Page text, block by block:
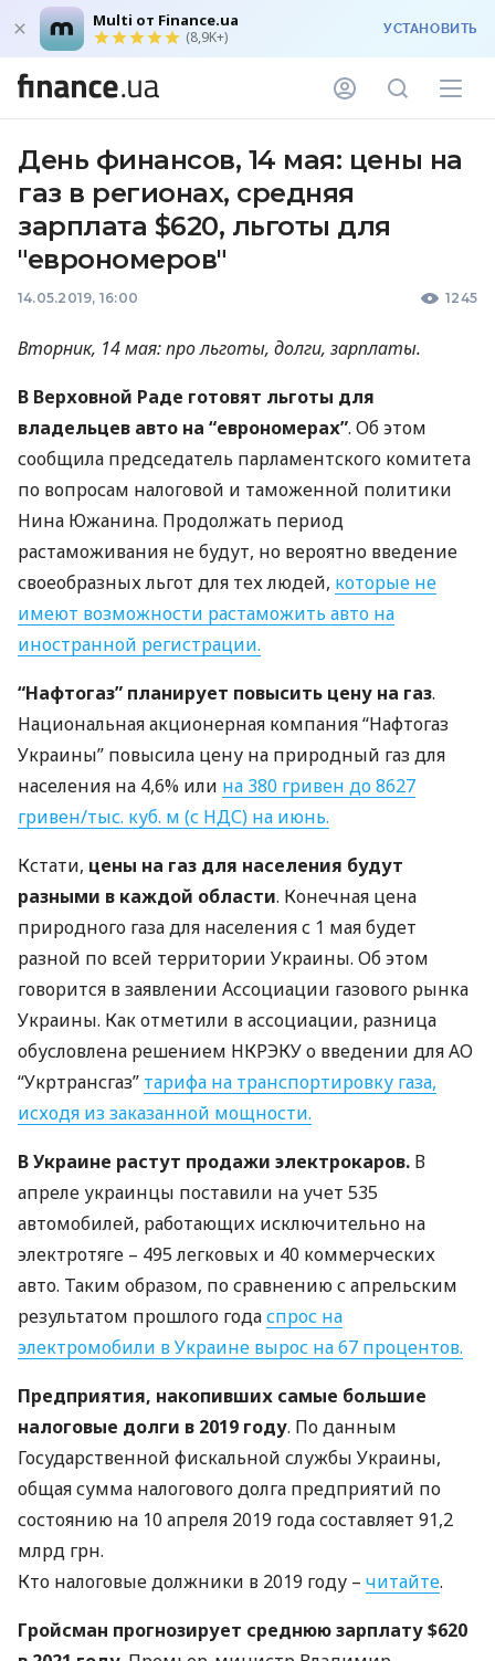
Multi от Finance.ua
(8,9K+) УСТАНОВИТЬ
День финансов, 14 мая: цены на
газ в регионах, средняя
зарплата $620, льготы для
"еврономеров"
14.05.2019, 16:00 1245
Вторник, 14 мая: про льготы, долги, зарплаты.
В Верховной Раде готовят льготы для
владельцев авто на “еврономерах”. Об этом
сообщила председатель парламентского комитета
по вопросам налоговой и таможенной политики
Нина Южанина. Продолжать период
растаможивания не будут, но вероятно введение
своеобразных льгот для тех людей, которые не
имеют возможности растаможить авто на
иностранной регистрации.
“Нафтогаз” планирует повысить цену на газ.
Национальная акционерная компания “Нафтогаз
Украины” повысила цену на природный газ для
населения на 4,6% или на 380 гривен до 8627
гривен/тыс. куб. м (с НДС) на июнь.
Кстати, цены на газ для населения будут
разными в каждой области. Конечная цена
природного газа для населения с 1 мая будет
разной по всей территории Украины. Об этом
говорится в заявлении Ассоциации газового рынка
Украины. Как отметили в ассоциации, разница
обусловлена решением НКРЭКУо введении для АО
“Укртрансгаз” тарифа на транспортировку газа,
исходя из заказанной мощности.
В Украине растут продажи электрокаров. В
апреле украинцы поставили на учет 535
автомобилей, работающих исключительно на
электротяге – 495 легковых и 40 коммерческих
авто. Таким образом, по сравнению с апрельским
результатом прошлого годаспрос на
электромобили в Украине вырос на 67 процентов.
Предприятия, накопивших самые большие
налоговые долги в 2019 году. По данным
Государственной фискальной службы Украины,
общая сумма налогового долга предприятий по
состоянию на 10 апреля 2019 года составляет 91,2
млрд грн.
Кто налоговые должники в 2019 году – читайте.
Гройсман прогнозирует среднюю зарплату $620